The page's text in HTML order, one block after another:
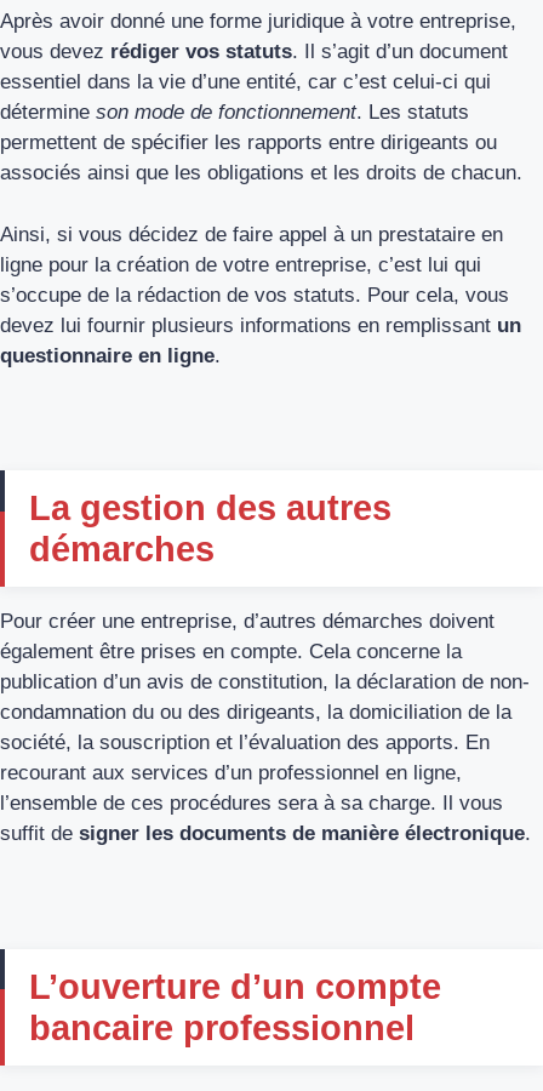
Après avoir donné une forme juridique à votre entreprise,
vous devez rédiger vos statuts. Il s’agit d’un document
essentiel dans la vie d’une entité, car c’est celui-ci qui
détermine son mode de fonctionnement. Les statuts
permettent de spécifier les rapports entre dirigeants ou
associés ainsi que les obligations et les droits de chacun.
Ainsi, si vous décidez de faire appel à un prestataire en
ligne pour la création de votre entreprise, c’est lui qui
s’occupe de la rédaction de vos statuts. Pour cela, vous
devez lui fournir plusieurs informations en remplissant un
questionnaire en ligne.
La gestion des autres
démarches
Pour créer une entreprise, d’autres démarches doivent
également être prises en compte. Cela concerne la
publication d’un avis de constitution, la déclaration de non-
condamnation du ou des dirigeants, la domiciliation de la
société, la souscription et l’évaluation des apports. En
recourant aux services d’un professionnel en ligne,
l’ensemble de ces procédures sera à sa charge. Il vous
suffit de signer les documents de manière électronique.
L’ouverture d’un compte
bancaire professionnel